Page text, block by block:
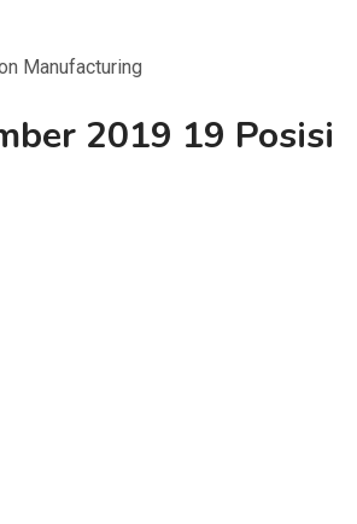
Manufacturing
2019 19 Posisi